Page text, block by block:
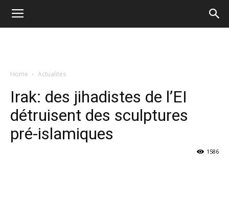
Home Actualites
Irak: des jihadistes de l’EI
détruisent des sculptures
pré-islamiques
1586